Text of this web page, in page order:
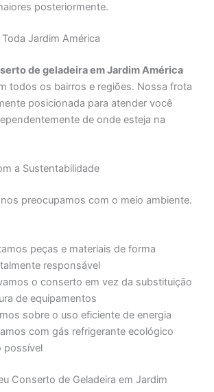
posteriormente.
Jardim América
de geladeira em Jardim América
todos os bairros e regiões. Nossa frota
posicionada para atender você
de onde esteja na
a Sustentabilidade
preocupamos com o meio ambiente.
peças e materiais de forma
responsável
o conserto em vez da substituição
de equipamentos
sobre o uso eficiente de energia
com gás refrigerante ecológico
possível
Conserto de Geladeira em Jardim